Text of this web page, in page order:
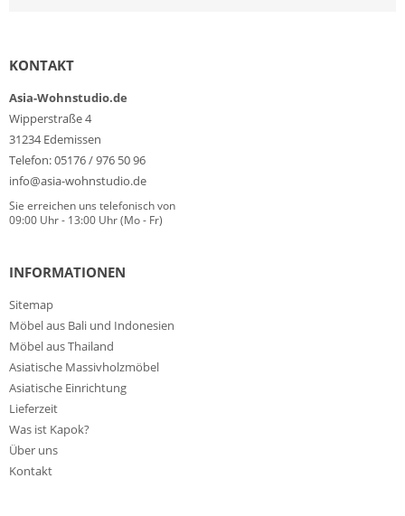
KONTAKT
Asia-Wohnstudio.de
Wipperstraße 4
31234 Edemissen
Telefon: 05176 / 976 50 96
info@asia-wohnstudio.de
Sie erreichen uns telefonisch von
09:00 Uhr - 13:00 Uhr (Mo - Fr)
INFORMATIONEN
Sitemap
Möbel aus Bali und Indonesien
Möbel aus Thailand
Asiatische Massivholzmöbel
Asiatische Einrichtung
Lieferzeit
Was ist Kapok?
Über uns
Kontakt